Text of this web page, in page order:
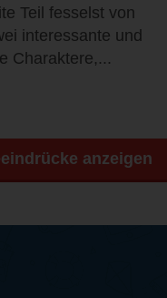
Teil fesselst von
interessante und
Charaktere,...
anzeigen